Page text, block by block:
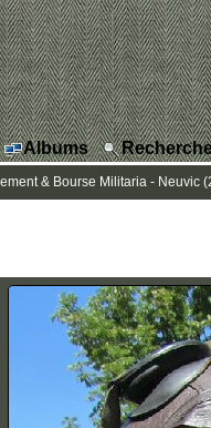
Albums
& Bourse Militaria - Neuvic